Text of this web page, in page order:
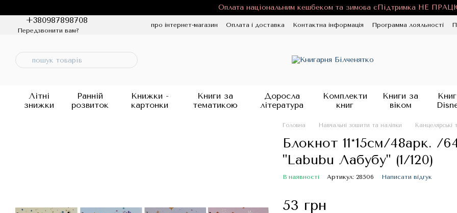
Оплата національним кешбеком та зимова єПідтримка НЕ
+380987898708
Передзвонити вам?
про інтернет-магазин Оплата і доставка Контактна інформація Программа лояльності
Літні
знижки
Ранній
розвиток
Книжки -
картонки
Книги за
тематикою
Доросла
література
Комплекти
книг
Книги за
віком
Головна Навчальні зошити та наліпки Канцелярські
Блокнот 11*15см/48арк. /
"Labubu Лабубу" (1/120)
В наявності Артикул: 28506 Написати відгук
53 грн